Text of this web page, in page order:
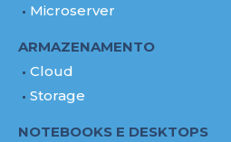
Microserver
ARMAZENAMENTO
Cloud
Storage
NOTEBOOKS E DESKTOPS